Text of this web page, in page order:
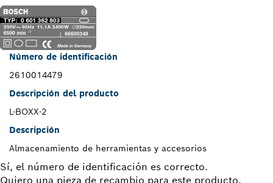
Número de identificación
2610014479
Descripción del producto
L-BOXX-2
Descripción
Almacenamiento de herramientas y accesorios
Sí, el número de identificación es correcto.
Quiero una pieza de recambio para este producto.